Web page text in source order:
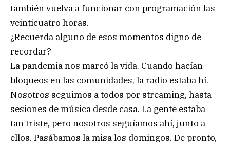
también vuelva a funcionar con programación las
veinticuatro horas.
¿Recuerda alguno de esos momentos digno de
recordar?
La pandemia nos marcó la vida. Cuando hacían
bloqueos en las comunidades, la radio estaba hí.
Nosotros seguimos a todos por streaming, hasta
sesiones de música desde casa. La gente estaba
tan triste, pero nosotros seguíamos ahí, junto a
ellos. Pasábamos la misa los domingos. De pronto,